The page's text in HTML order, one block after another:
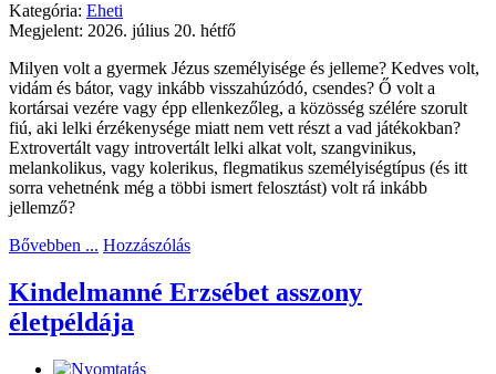
Kategória: Eheti
Megjelent: 2026. július 20. hétfő
Milyen volt a gyermek Jézus személyisége és jelleme? Kedves volt,
vidám és bátor, vagy inkább visszahúzódó, csendes? Ő volt a
kortársai vezére vagy épp ellenkezőleg, a közösség szélére szorult
fiú, aki lelki érzékenysége miatt nem vett részt a vad játékokban?
Extrovertált vagy introvertált lelki alkat volt, szangvinikus,
melankolikus, vagy kolerikus, flegmatikus személyiségtípus (és itt
sorra vehetnénk még a többi ismert felosztást) volt rá inkább
jellemző?
Bővebben ... Hozzászólás
Kindelmanné Erzsébet asszony
életpéldája